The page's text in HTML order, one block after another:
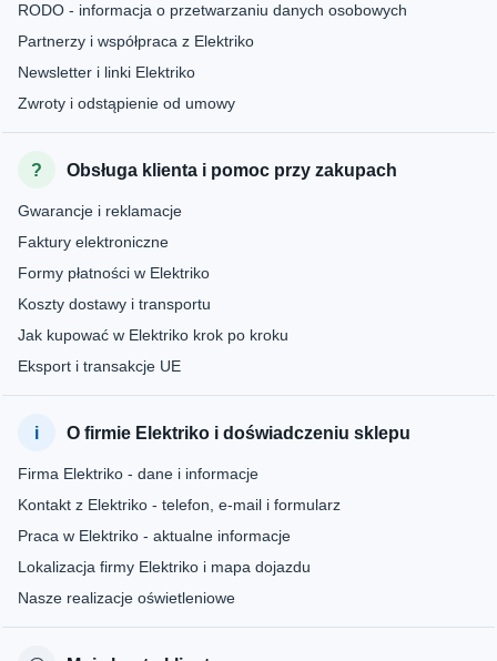
RODO - informacja o przetwarzaniu danych osobowych
Partnerzy i współpraca z Elektriko
Newsletter i linki Elektriko
Zwroty i odstąpienie od umowy
Obsługa klienta i pomoc przy zakupach
Gwarancje i reklamacje
Faktury elektroniczne
Formy płatności w Elektriko
Koszty dostawy i transportu
Jak kupować w Elektriko krok po kroku
Eksport i transakcje UE
O firmie Elektriko i doświadczeniu sklepu
Firma Elektriko - dane i informacje
Kontakt z Elektriko - telefon, e-mail i formularz
Praca w Elektriko - aktualne informacje
Lokalizacja firmy Elektriko i mapa dojazdu
Nasze realizacje oświetleniowe